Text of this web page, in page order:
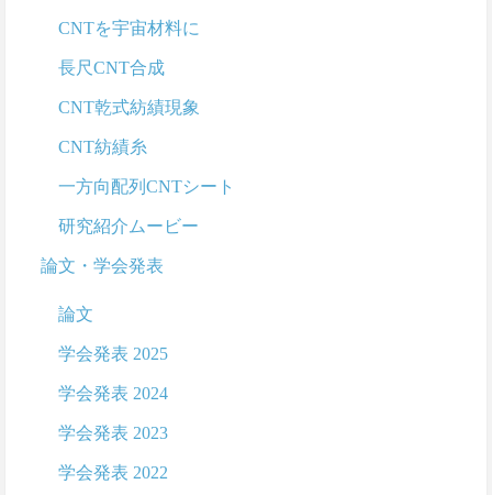
CNTを宇宙材料に
長尺CNT合成
CNT乾式紡績現象
CNT紡績糸
一方向配列CNTシート
研究紹介ムービー
論文・学会発表
論文
学会発表 2025
学会発表 2024
学会発表 2023
学会発表 2022